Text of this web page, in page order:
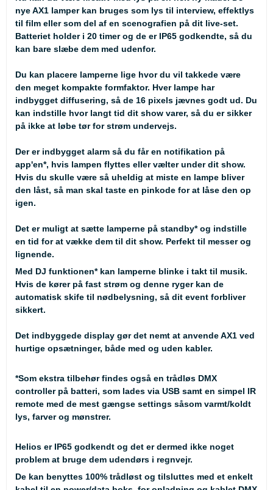
nye AX1 lamper kan bruges som lys til interview, effektlys
til film eller som del af en scenografien på dit live-set.
Batteriet holder i 20 timer og de er IP65 godkendte, så du
kan bare slæbe dem med udenfor.
Du kan placere lamperne lige hvor du vil takkede være
den meget kompakte formfaktor. Hver lampe har
indbygget diffusering, så de 16 pixels jævnes godt ud. Du
kan indstille hvor langt tid dit show varer, så du er sikker
på ikke at løbe tør for strøm undervejs.
Der er indbygget alarm så du får en notifikation på
app'en*, hvis lampen flyttes eller vælter under dit show.
Hvis du skulle være så uheldig at miste en lampe bliver
den låst, så man skal taste en pinkode for at låse den op
igen.
Det er muligt at sætte lamperne på standby* og indstille
en tid for at vække dem til dit show. Perfekt til messer og
lignende.
Med DJ funktionen* kan lamperne blinke i takt til musik.
Hvis de kører på fast strøm og denne ryger kan de
automatisk skife til nødbelysning, så dit event forbliver
sikkert.
Det indbyggede display gør det nemt at anvende AX1 ved
hurtige opsætninger, både med og uden kabler.
*Som ekstra tilbehør findes også en trådløs DMX
controller på batteri, som lades via USB samt en simpel IR
remote med de mest gængse settings såsom varmt/koldt
lys, farver og mønstrer.
Helios er IP65 godkendt og det er dermed ikke noget
problem at bruge dem udendørs i regnvejr.
De kan benyttes 100% trådløst og tilsluttes med et enkelt